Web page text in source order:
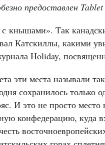
предоставлен Tablet
кнышами». Так
Катскиллы, какими
Holiday,
эти места называли
сохранилось только
И это не просто место
конфедерацию, куда